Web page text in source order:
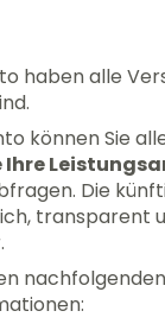
haben alle
können Sie
Die
transparent